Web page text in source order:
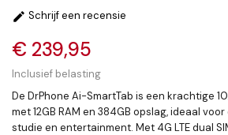
 Schrijf een recensie
€ 239,95
Inclusief belasting
De DrPhone Ai-SmartTab is een krachtige
met 12GB RAM en 384GB opslag, ideaal
studie en entertainment. Met 4G LTE dual